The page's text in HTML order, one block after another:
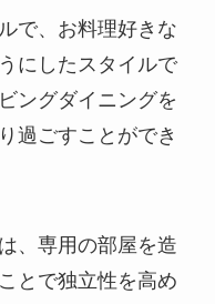
で、お料理好きな
にしたスタイルで
ングダイニングを
過ごすことができ
、専用の部屋を造
とで独立性を高め